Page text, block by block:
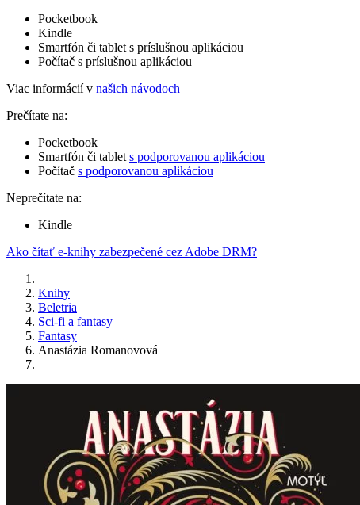
Pocketbook
Kindle
Smartfón či tablet s príslušnou aplikáciou
Počítač s príslušnou aplikáciou
Viac informácií v našich návodoch
Prečítate na:
Pocketbook
Smartfón či tablet s podporovanou aplikáciou
Počítač s podporovanou aplikáciou
Neprečítate na:
Kindle
Ako čítať e-knihy zabezpečené cez Adobe DRM?
Knihy
Beletria
Sci-fi a fantasy
Fantasy
Anastázia Romanovová